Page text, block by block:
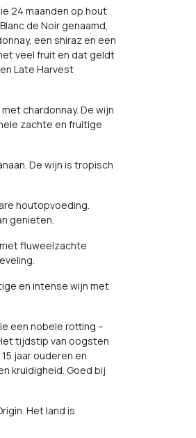
24 maanden op hout
de Noir genaamd,
een shiraz en een
veel fruit en dat geldt
Late Harvest
chardonnay. De wijn
zachte en fruitige
De wijn is tropisch
houtopvoeding.
genieten.
fluweelzachte
en intense wijn met
een nobele rotting –
tijdstip van oogsten
jaar ouderen en
kruidigheid. Goed bij
Het land is